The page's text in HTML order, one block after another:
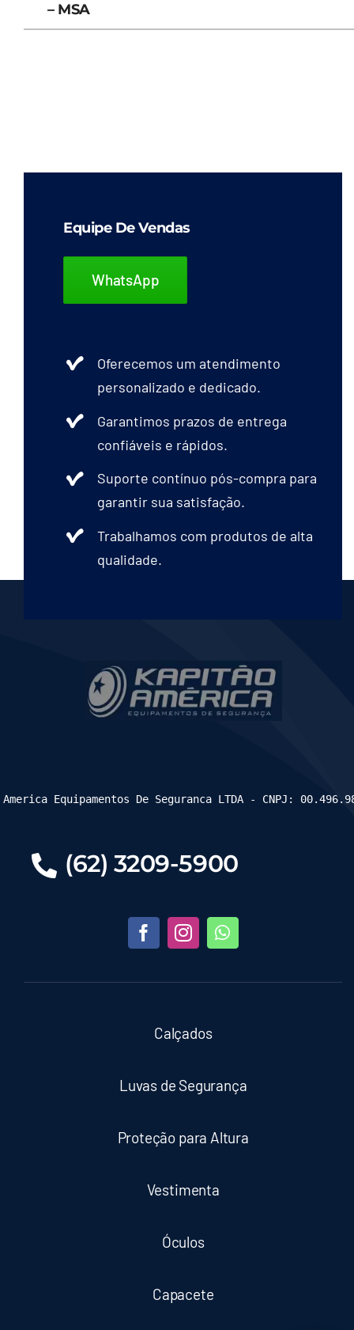
– MSA
Equipe De Vendas
WhatsApp
Oferecemos um atendimento
personalizado e dedicado.
Garantimos prazos de entrega
confiáveis e rápidos.
Suporte contínuo pós-compra para
garantir sua satisfação.
Trabalhamos com produtos de alta
qualidade.
(62) 3209-5900
Calçados
Luvas de Segurança
Proteção para Altura
Vestimenta
Óculos
Capacete
Equipamentos De Seguranca LTDA - CNPJ: